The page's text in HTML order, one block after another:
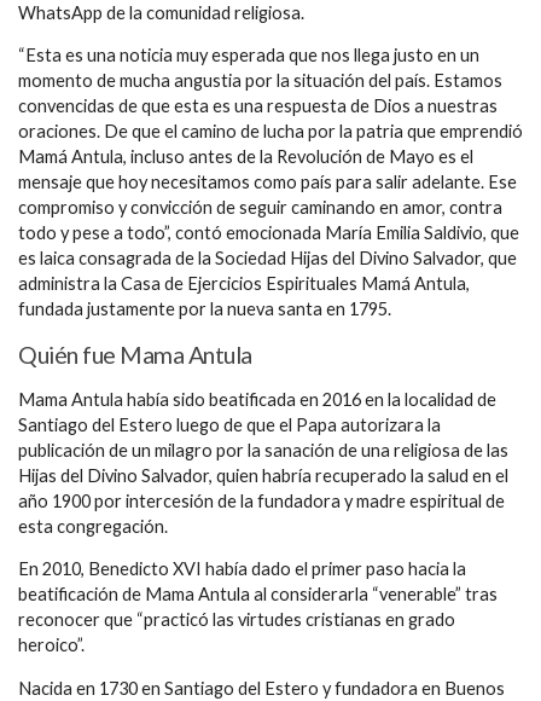
WhatsApp de la comunidad religiosa.
“Esta es una noticia muy esperada que nos llega justo en un
momento de mucha angustia por la situación del país. Estamos
convencidas de que esta es una respuesta de Dios a nuestras
oraciones. De que el camino de lucha por la patria que emprendió
Mamá Antula, incluso antes de la Revolución de Mayo es el
mensaje que hoy necesitamos como país para salir adelante. Ese
compromiso y convicción de seguir caminando en amor, contra
todo y pese a todo”, contó emocionada María Emilia Saldivio, que
es laica consagrada de la Sociedad Hijas del Divino Salvador, que
administra la Casa de Ejercicios Espirituales Mamá Antula,
fundada justamente por la nueva santa en 1795.
Quién fue Mama Antula
Mama Antula había sido beatificada en 2016 en la localidad de
Santiago del Estero luego de que el Papa autorizara la
publicación de un milagro por la sanación de una religiosa de las
Hijas del Divino Salvador, quien habría recuperado la salud en el
año 1900 por intercesión de la fundadora y madre espiritual de
esta congregación.
En 2010, Benedicto XVI había dado el primer paso hacia la
beatificación de Mama Antula al considerarla “venerable” tras
reconocer que “practicó las virtudes cristianas en grado
heroico”.
Nacida en 1730 en Santiago del Estero y fundadora en Buenos